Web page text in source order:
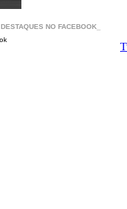
DESTAQUES NO FACEBOOK_